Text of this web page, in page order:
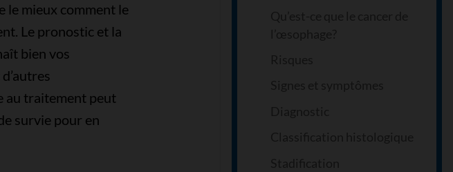
le mieux comment le
Le pronostic et la
bien vos
au traitement peut
survie pour en